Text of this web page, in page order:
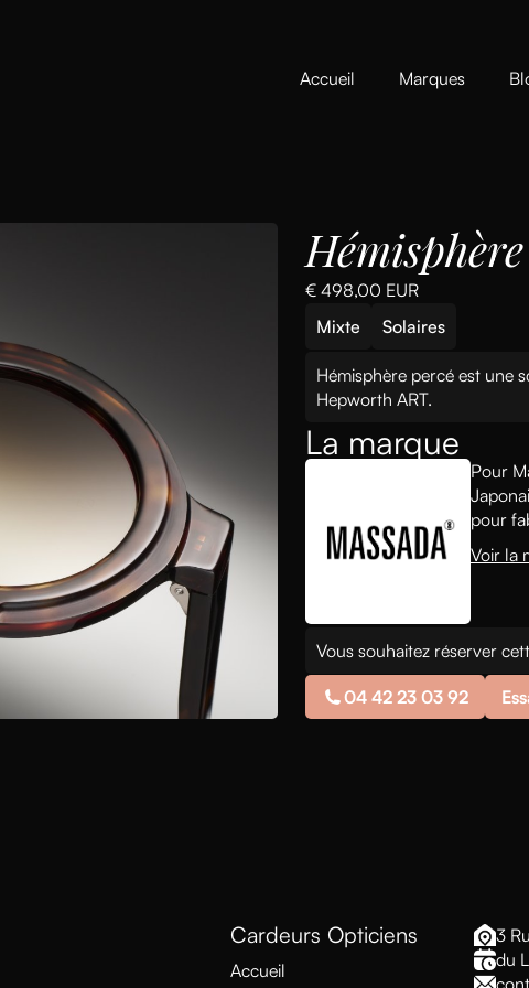
Accueil Marques
€ 498,00 EUR
Mixte
Solaires
Hémisphère percé est une
Hepworth ART.
La marque
Pour
pour
Voir la
Vous souhaitez réserver
04 42 23 03 92
Cardeurs Opticiens
Accueil
3
du